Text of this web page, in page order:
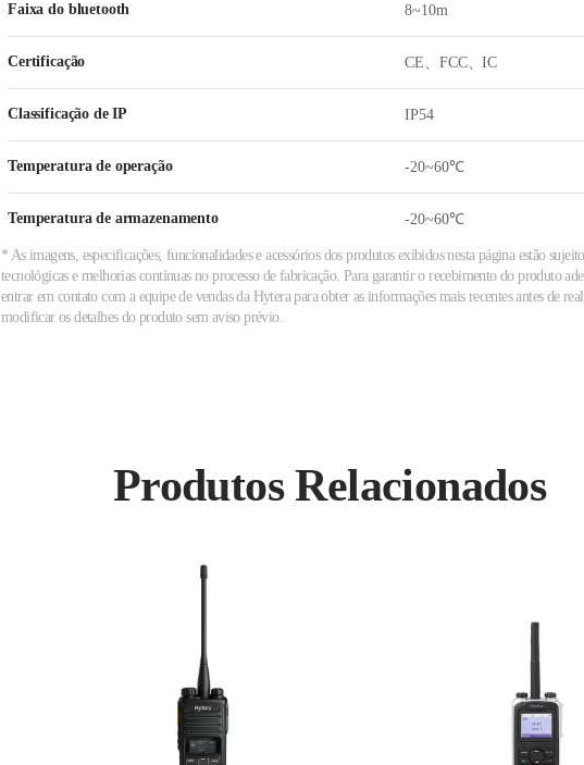
Faixa do bluetooth 8~10m
Certificação CE、FCC、IC
Classificação de IP IP54
Temperatura de operação -20~60℃
Temperatura de armazenamento -20~60℃
* As imagens, especificações, funcionalidades e acessórios dos produtos exibidos nesta página estão
tecnológicas e melhorias contínuas no processo de fabricação. Para garantir o recebimento do produto
entrar em contato com a equipe de vendas da Hytera para obter as informações mais recentes antes de
modificar os detalhes do produto sem aviso prévio.
Produtos Relacionados